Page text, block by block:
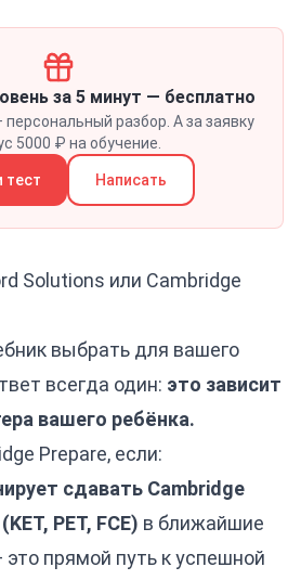
за 5 минут — бесплатно
разбор. А за заявку
5000 ₽ на обучение.
тест Написать
Solutions или Cambridge
выбрать для вашего
всегда один: это зависит
вашего ребёнка.
Prepare, если:
сдавать Cambridge
PET, FCE) в ближайшие
это прямой путь к успешной